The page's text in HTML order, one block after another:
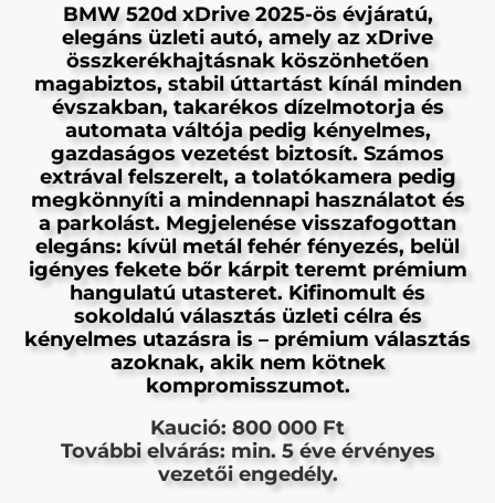
BMW 520d xDrive 2025-ös évjáratú,
elegáns üzleti autó, amely az xDrive
összkerékhajtásnak köszönhetően
magabiztos, stabil úttartást kínál minden
évszakban, takarékos dízelmotorja és
automata váltója pedig kényelmes,
gazdaságos vezetést biztosít. Számos
extrával felszerelt, a tolatókamera pedig
megkönnyíti a mindennapi használatot és
a parkolást. Megjelenése visszafogottan
elegáns: kívül metál fehér fényezés, belül
igényes fekete bőr kárpit teremt prémium
hangulatú utasteret. Kifinomult és
sokoldalú választás üzleti célra és
kényelmes utazásra is – prémium választás
azoknak, akik nem kötnek
kompromisszumot.
Kaució: 800 000 Ft
További elvárás: min. 5 éve érvényes
vezetői engedély.